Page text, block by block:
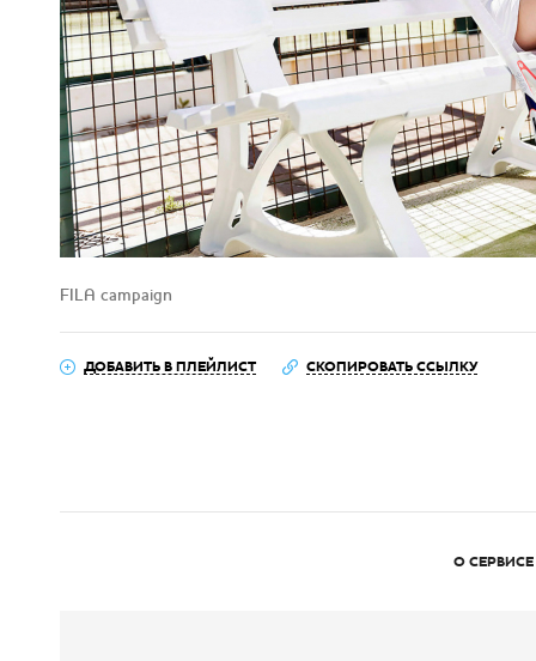
FILA campaign
ДОБАВИТЬ В ПЛЕЙЛИСТ СКОПИРОВАТЬ ССЫЛКУ
О СЕРВИСЕ